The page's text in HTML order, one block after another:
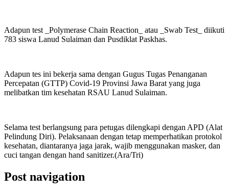
Adapun test _Polymerase Chain Reaction_ atau _Swab Test_ diikuti
783 siswa Lanud Sulaiman dan Pusdiklat Paskhas.
Adapun tes ini bekerja sama dengan Gugus Tugas Penanganan
Percepatan (GTTP) Covid-19 Provinsi Jawa Barat yang juga
melibatkan tim kesehatan RSAU Lanud Sulaiman.
Selama test berlangsung para petugas dilengkapi dengan APD (Alat
Pelindung Diri). Pelaksanaan dengan tetap memperhatikan protokol
kesehatan, diantaranya jaga jarak, wajib menggunakan masker, dan
cuci tangan dengan hand sanitizer.(Ara/Tri)
Post navigation